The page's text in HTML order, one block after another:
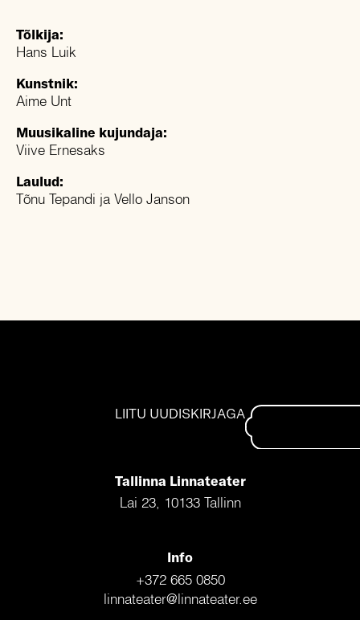
Tõlkija:
Hans Luik
Kunstnik:
Aime Unt
Muusikaline kujundaja:
Viive Ernesaks
Laulud:
Tõnu Tepandi ja Vello Janson
Tallinna Linnateater
Lai 23, 10133 Tallinn
Info
+372 665 0850
linnateater@linnateater.ee
LIITU UUDISKIRJAGA